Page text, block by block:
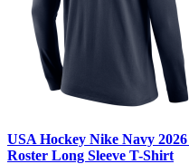
USA Hockey Nike Navy
Roster Long Sleeve T-Shirt